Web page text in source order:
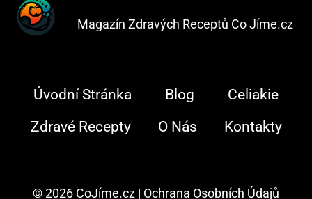
Magazín Zdravých Receptů Co Jíme.cz
Úvodní Stránka Blog
Celiakie
Zdravé Recepty
O Nás Kontakty
© 2026 CoJíme.cz | Ochrana Osobních Údajů